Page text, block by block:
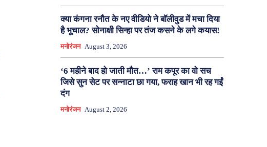
क्या कंगना रनौत के नए वीडियो ने बॉलीवुड में मचा दिया
है भूचाल? सोनाक्षी सिन्हा पर तंज कसने के लगे कयास!
मनोरंजन August 3, 2026
‘6 महीने बाद हो जाती मौत…’ राम कपूर का वो सच
जिसे सुन सेट पर सन्नाटा छा गया, फराह खान भी रह गईं
दंग
मनोरंजन August 2, 2026